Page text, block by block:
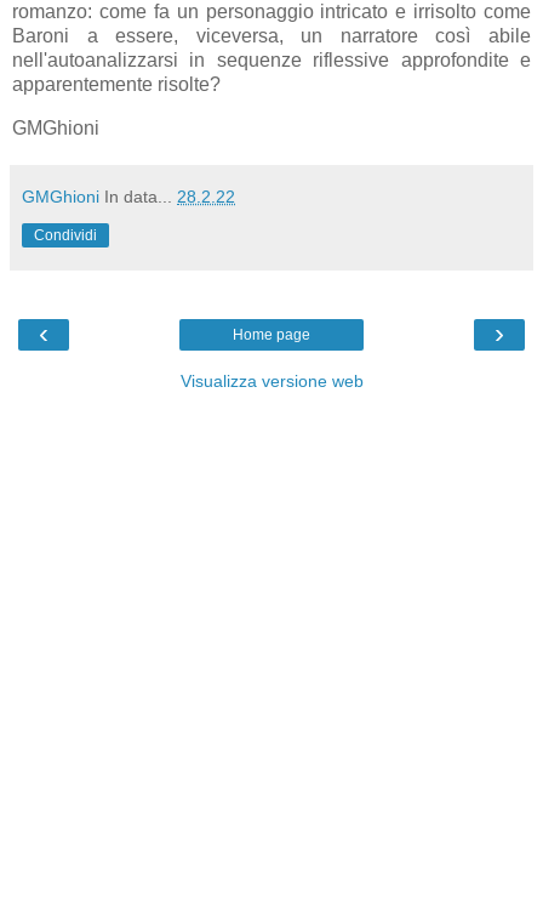
romanzo: come fa un personaggio intricato e irrisolto come
Baroni a essere, viceversa, un narratore così abile
nell'autoanalizzarsi in sequenze riflessive approfondite e
apparentemente risolte?
GMGhioni
GMGhioni In data... 28.2.22
Condividi
‹ ›
Home page
Visualizza versione web